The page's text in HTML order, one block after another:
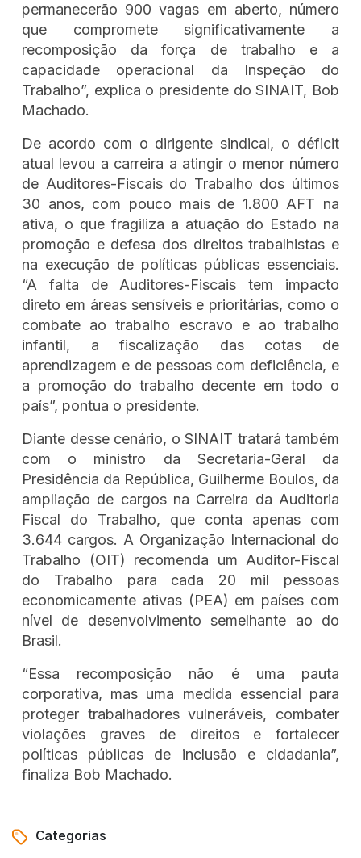
permanecerão 900 vagas em aberto, número
que compromete significativamente a
recomposição da força de trabalho e a
capacidade operacional da Inspeção do
Trabalho”, explica o presidente do SINAIT, Bob
Machado.
De acordo com o dirigente sindical, o déficit
atual levou a carreira a atingir o menor número
de Auditores-Fiscais do Trabalho dos últimos
30 anos, com pouco mais de 1.800 AFT na
ativa, o que fragiliza a atuação do Estado na
promoção e defesa dos direitos trabalhistas e
na execução de políticas públicas essenciais.
“A falta de Auditores-Fiscais tem impacto
direto em áreas sensíveis e prioritárias, como o
combate ao trabalho escravo e ao trabalho
infantil, a fiscalização das cotas de
aprendizagem e de pessoas com deficiência, e
a promoção do trabalho decente em todo o
país”, pontua o presidente.
Diante desse cenário, o SINAIT tratará também
com o ministro da Secretaria-Geral da
Presidência da República, Guilherme Boulos, da
ampliação de cargos na Carreira da Auditoria
Fiscal do Trabalho, que conta apenas com
3.644 cargos. A Organização Internacional do
Trabalho (OIT) recomenda um Auditor-Fiscal
do Trabalho para cada 20 mil pessoas
economicamente ativas (PEA) em países com
nível de desenvolvimento semelhante ao do
Brasil.
“Essa recomposição não é uma pauta
corporativa, mas uma medida essencial para
proteger trabalhadores vulneráveis, combater
violações graves de direitos e fortalecer
políticas públicas de inclusão e cidadania”,
finaliza Bob Machado.
Categorias